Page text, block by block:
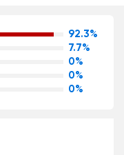
92.3%
7.7%
0%
0%
0%